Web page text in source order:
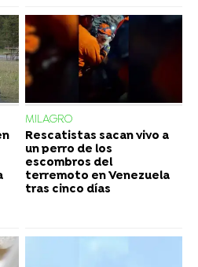
MILAGRO
Rescatistas sacan vivo a
un perro de los
escombros del
terremoto en Venezuela
tras cinco días